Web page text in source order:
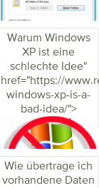
Warum Windows
XP ist eine
schlechte Idee"
href="https://
windows-xp-is-a-
bad-idea/">
Wie übertrage ich
vorhandene Daten